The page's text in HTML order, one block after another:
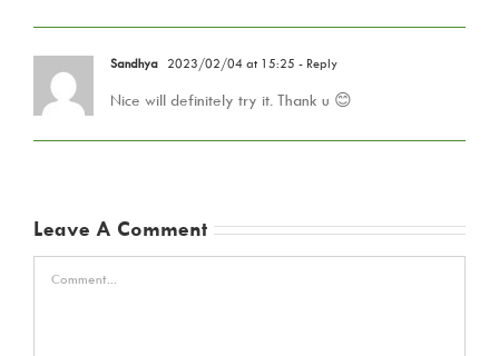
Sandhya 2023/02/04 at 15:25 - Reply
Nice will definitely try it. Thank u 😊
Leave A Comment